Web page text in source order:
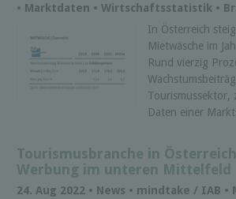
• Marktdaten • Wirtschaftsstatistik •
In Österreich
Mietwäsche im
Rund vierzig
Tourismussektor,
Daten einer
Tourismusbranche in
Werbung im unteren Mittelfeld
24. Aug 2022 • News • mindtake / IAB